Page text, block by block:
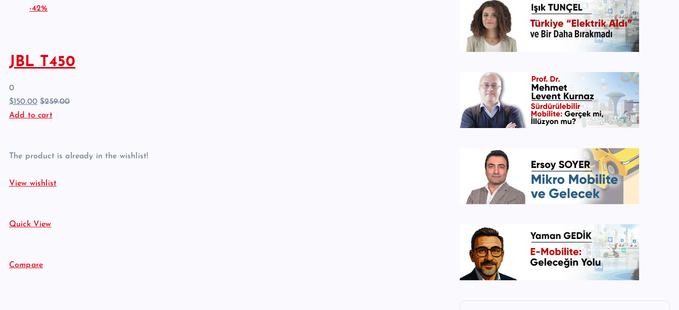
-42%
JBL T450
0
$150.00 $259.00
Add to cart
The product is already in the wishlist!
View wishlist
Quick View
Compare